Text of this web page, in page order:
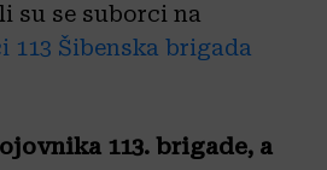
su se suborci na
Šibenska brigada
113. brigade, a